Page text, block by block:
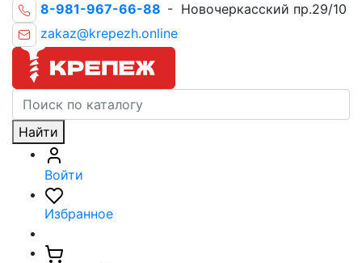
8-981-967-66-88 - Новочеркасский пр.29/10
zakaz@krepezh.online
Найти
Войти
Избранное